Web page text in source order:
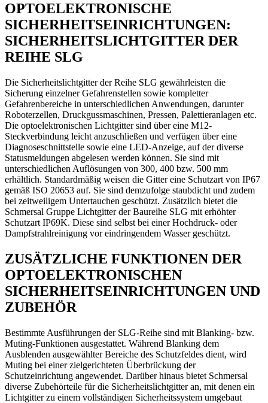
OPTOELEKTRONISCHE
SICHERHEITSEINRICHTUNGEN:
SICHERHEITSLICHTGITTER DER
REIHE SLG
Die Sicherheitslichtgitter der Reihe SLG gewährleisten die
Sicherung einzelner Gefahrenstellen sowie kompletter
Gefahrenbereiche in unterschiedlichen Anwendungen, darunter
Roboterzellen, Druckgussmaschinen, Pressen, Palettieranlagen etc.
Die optoelektronischen Lichtgitter sind über eine M12-
Steckverbindung leicht anzuschließen und verfügen über eine
Diagnoseschnittstelle sowie eine LED-Anzeige, auf der diverse
Statusmeldungen abgelesen werden können. Sie sind mit
unterschiedlichen Auflösungen von 300, 400 bzw. 500 mm
erhältlich. Standardmäßig weisen die Gitter eine Schutzart von IP67
gemäß ISO 20653 auf. Sie sind demzufolge staubdicht und zudem
bei zeitweiligem Untertauchen geschützt. Zusätzlich bietet die
Schmersal Gruppe Lichtgitter der Baureihe SLG mit erhöhter
Schutzart IP69K. Diese sind selbst bei einer Hochdruck- oder
Dampfstrahlreinigung vor eindringendem Wasser geschützt.
ZUSÄTZLICHE FUNKTIONEN DER
OPTOELEKTRONISCHEN
SICHERHEITSEINRICHTUNGEN UND
ZUBEHÖR
Bestimmte Ausführungen der SLG-Reihe sind mit Blanking- bzw.
Muting-Funktionen ausgestattet. Während Blanking dem
Ausblenden ausgewählter Bereiche des Schutzfeldes dient, wird
Muting bei einer zielgerichteten Überbrückung der
Schutzeinrichtung angewendet. Darüber hinaus bietet Schmersal
diverse Zubehörteile für die Sicherheitslichtgitter an, mit denen ein
Lichtgitter zu einem vollständigen Sicherheitssystem umgebaut